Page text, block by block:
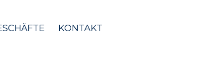
KONTAKT